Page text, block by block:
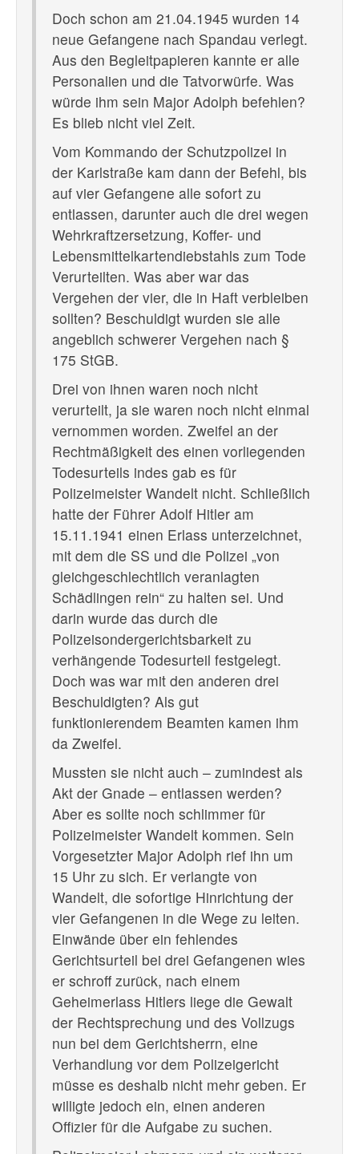
Doch schon am 21.04.1945 wurden 14
neue Gefangene nach Spandau verlegt.
Aus den Begleitpapieren kannte er alle
Personalien und die Tatvorwürfe. Was
würde ihm sein Major Adolph befehlen?
Es blieb nicht viel Zeit.
Vom Kommando der Schutzpolizei in
der Karlstraße kam dann der Befehl, bis
auf vier Gefangene alle sofort zu
entlassen, darunter auch die drei wegen
Wehrkraftzersetzung, Koffer- und
Lebensmittelkartendiebstahls zum Tode
Verurteilten. Was aber war das
Vergehen der vier, die in Haft verbleiben
sollten? Beschuldigt wurden sie alle
angeblich schwerer Vergehen nach §
175 StGB.
Drei von ihnen waren noch nicht
verurteilt, ja sie waren noch nicht einmal
vernommen worden. Zweifel an der
Rechtmäßigkeit des einen vorliegenden
Todesurteils indes gab es für
Polizeimeister Wandelt nicht. Schließlich
hatte der Führer Adolf Hitler am
15.11.1941 einen Erlass unterzeichnet,
mit dem die SS und die Polizei „von
gleichgeschlechtlich veranlagten
Schädlingen rein“ zu halten sei. Und
darin wurde das durch die
Polizeisondergerichtsbarkeit zu
verhängende Todesurteil festgelegt.
Doch was war mit den anderen drei
Beschuldigten? Als gut
funktionierendem Beamten kamen ihm
da Zweifel.
Mussten sie nicht auch – zumindest als
Akt der Gnade – entlassen werden?
Aber es sollte noch schlimmer für
Polizeimeister Wandelt kommen. Sein
Vorgesetzter Major Adolph rief ihn um
15 Uhr zu sich. Er verlangte von
Wandelt, die sofortige Hinrichtung der
vier Gefangenen in die Wege zu leiten.
Einwände über ein fehlendes
Gerichtsurteil bei drei Gefangenen wies
er schroff zurück, nach einem
Geheimerlass Hitlers liege die Gewalt
der Rechtsprechung und des Vollzugs
nun bei dem Gerichtsherrn, eine
Verhandlung vor dem Polizeigericht
müsse es deshalb nicht mehr geben. Er
willigte jedoch ein, einen anderen
Offizier für die Aufgabe zu suchen.